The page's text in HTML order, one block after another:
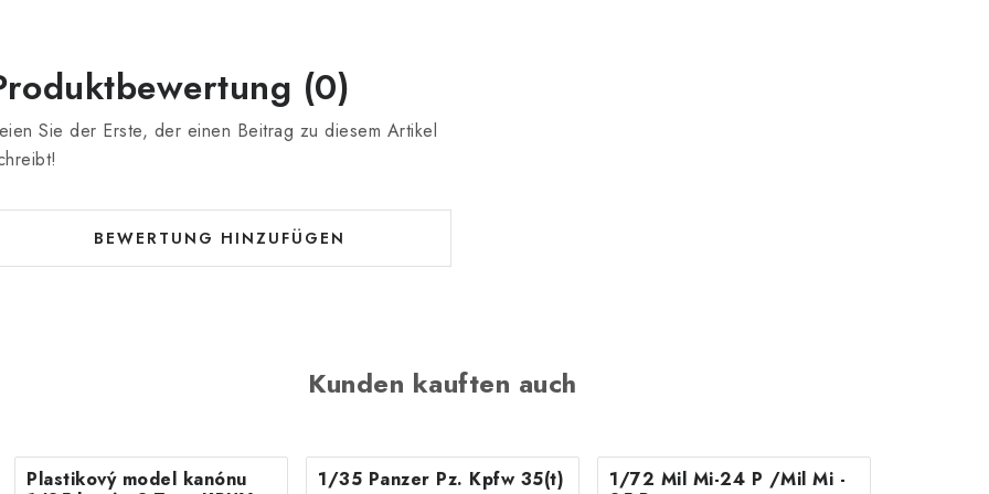
(0)
Sie der Erste, der einen Beitrag zu diesem Artikel
BEWERTUNG HINZUFÜGEN
Kunden kauften auch
Plastikový model kanónu
1/35 Panzer Pz. Kpfw 35(t)
1/72 Mil Mi-24 P /Mil Mi -